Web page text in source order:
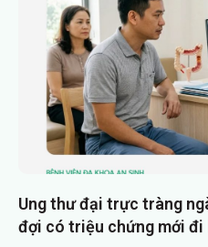
Ung thư đại trực tràng
đợi có triệu chứng mới đi